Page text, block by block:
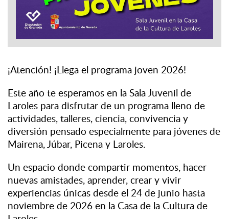
¡Atención! ¡Llega el programa joven 2026!
Este año te esperamos en la Sala Juvenil de
Laroles para disfrutar de un programa lleno de
actividades, talleres, ciencia, convivencia y
diversión pensado especialmente para jóvenes de
Mairena, Júbar, Picena y Laroles.
Un espacio donde compartir momentos, hacer
nuevas amistades, aprender, crear y vivir
experiencias únicas desde el 24 de junio hasta
noviembre de 2026 en la Casa de la Cultura de